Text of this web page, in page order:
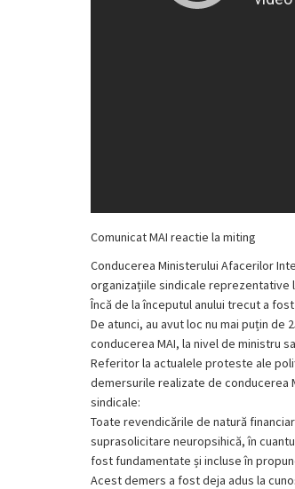
Comunicat MAI reactie la miting
Conducerea Ministerului Afacerilor
organizațiile sindicale reprezentative
Încă de la începutul anului trecut a
De atunci, au avut loc nu mai puțin
conducerea MAI, la nivel de ministru
Referitor la actualele proteste ale
demersurile realizate de conducerea
sindicale:
Toate revendicările de natură
suprasolicitare neuropsihică, în
fost fundamentate și incluse în
Acest demers a fost deja adus la